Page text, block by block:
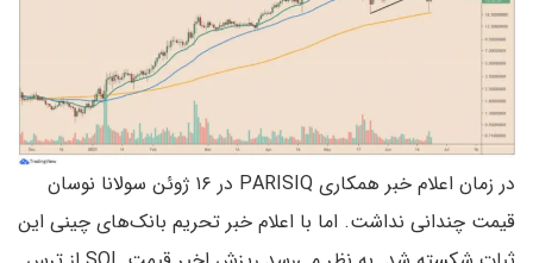
در زمان اعلام خبر همکاری PARISIQ در ۱۶ ژوئن سولانا نوسان
قیمت چندانی نداشت. اما با اعلام خبر تحریم بانک‌های چینی این